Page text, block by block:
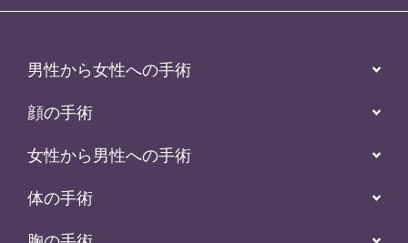
男性から女性への手術
顔の手術
女性から男性への手術
体の手術